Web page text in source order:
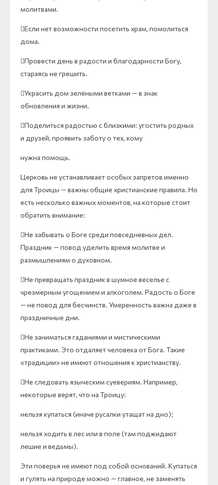
молитвами.
Если нет возможности посетить храм, помолиться
дома.
Провести день в радости и благодарности Богу,
стараясь не грешить.
Украсить дом зелёными ветками — в знак
обновления и жизни.
Поделиться радостью с близкими: угостить родных
и друзей, проявить заботу о тех, кому
нужна помощь.
Церковь не устанавливает особых запретов именно
для Троицы — важны общие христианские правила. Но
есть несколько важных моментов, на которые стоит
обратить внимание:
Не забывать о Боге среди повседневных дел.
Праздник — повод уделить время молитве и
размышлениям о духовном.
Не превращать праздник в шумное веселье с
чрезмерным угощением и алкоголем. Радость о Боге
— не повод для бесчинств. Умеренность важна даже в
праздничные дни.
Не заниматься гаданиями и мистическими
практиками. Это отдаляет человека от Бога. Такие
«традиции» не имеют отношения к христианству.
Не следовать языческим суевериям. Например,
некоторые верят, что на Троицу:
нельзя купаться (иначе русалки утащат на дно);
нельзя ходить в лес или в поле (там поджидают
лешие и ведьмы).
Эти поверья не имеют под собой оснований. Купаться
и гулять на природе можно — главное, не заменять